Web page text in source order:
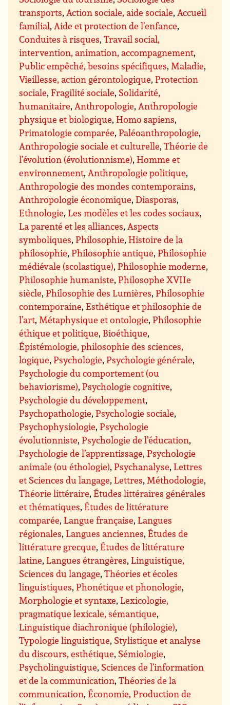
transports, Action sociale, aide sociale, Accueil
familial, Aide et protection de l’enfance,
Conduites à risques,Travail social,
intervention, animation, accompagnement,
Public empêché, besoins spécifiques, Maladie,
Vieillesse, action gérontologique,Protection
sociale,Fragilité sociale, Solidarité,
humanitaire, Anthropologie, Anthropologie
physique et biologique,Homo sapiens,
Primatologie comparée,Paléoanthropologie,
Anthropologie sociale et culturelle,Théorie de
l’évolution (évolutionnisme),Homme et
environnement, Anthropologie politique,
Anthropologie des mondes contemporains,
Anthropologie économique,Diasporas,
Ethnologie,Les modèles et les codes sociaux,
La parenté et les alliances, Aspects
symboliques,Philosophie,Histoire de la
philosophie,Philosophie antique,Philosophie
médiévale (scolastique),Philosophie moderne,
Philosophie humaniste,Philosophe XVIIe
siècle,Philosophie des Lumières,Philosophie
contemporaine,Esthétique et philosophie de
l’art, Métaphysique et ontologie,Philosophie
éthique et politique, Bioéthique,
Épistémologie, philosophie des sciences,
logique,Psychologie,Psychologie générale,
Psychologie du comportement (ou
behaviorisme),Psychologie cognitive,
Psychologie du développement,
Psychopathologie,Psychologie sociale,
Psychophysiologie,Psychologie
évolutionniste,Psychologie de l’éducation,
Psychologie de l’apprentissage,Psychologie
animale (ou éthologie),Psychanalyse,Lettres
et Sciences du langage,Lettres, Méthodologie,
Théorie littéraire,Études littéraires générales
et thématiques,Études de littérature
comparée,Langue française,Langues
régionales,Langues anciennes,Études de
littérature grecque,Études de littérature
latine,Langues étrangères,Linguistique,
Sciences du langage,Théories et écoles
linguistiques,Phonétique et phonologie,
Morphologie et syntaxe,Lexicologie,
pragmatique lexicale, sémantique,
Linguistique diachronique (philologie),
Typologie linguistique, Stylistique et analyse
du discours, esthétique, Sémiologie,
Psycholinguistique, Sciences de l’information
et de la communication,Théories de la
communication,Économie, Production de